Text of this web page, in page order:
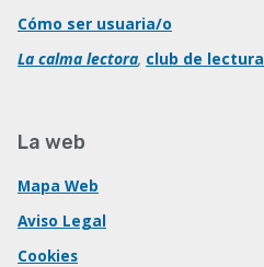
Cómo ser usuaria/o
La calma lectora, club de lectura
La web
Mapa Web
Aviso Legal
Cookies